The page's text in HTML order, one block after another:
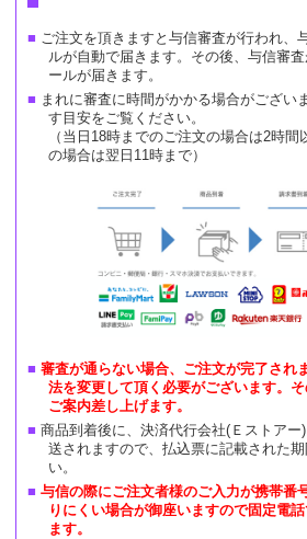
ご注文を頂きますと与信審査が行われ、
ルが自動で届きます。その後、与信審
ールが届きます。
まれに審査に時間がかかる場合がござい
す目安をご覧ください。
（当日18時までのご注文の場合は2時
の場合は翌日11時まで）
審査が通らない場合、ご注文が完了され
法を変更して頂く必要がございます。
ご案内差し上げます。
商品到着後に、決済代行会社(Ｅストア
送されますので、払込票に記載された
い。
与信の際にご注文者様のご入力が携帯番
りにくい場合が御座いますので固定電
ます。